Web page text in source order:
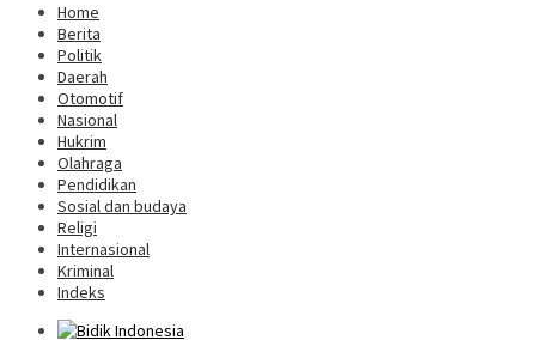
Home
Berita
Politik
Daerah
Otomotif
Nasional
Hukrim
Olahraga
Pendidikan
Sosial dan budaya
Religi
Internasional
Kriminal
Indeks